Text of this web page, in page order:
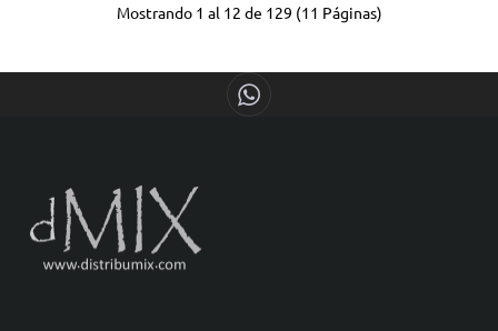
Mostrando 1 al 12 de 129 (11 Páginas)